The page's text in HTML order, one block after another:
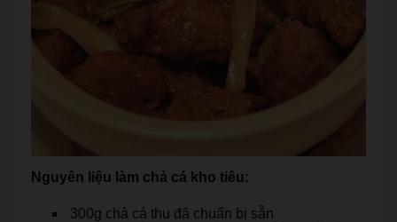
Nguyên liệu làm chả cá kho tiêu:
300g chả cá thu đã chuẩn bị sẵn